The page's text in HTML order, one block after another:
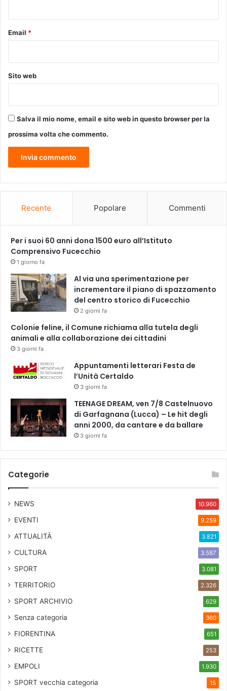
A
O
G
I
X
Z
A
L
Email *
Sito web
Salva il mio nome, email e sito web in questo browser per la
prossima volta che commento.
Recente Popolare Commenti
Per i suoi 60 anni dona 1500 euro all’Istituto
Comprensivo Fucecchio
1 giorno fa
Al via una sperimentazione per
incrementare il piano di spazzamento
del centro storico di Fucecchio
2 giorni fa
Colonie feline, il Comune richiama alla tutela degli
animali e alla collaborazione dei cittadini
3 giorni fa
Appuntamenti letterari Festa de
l’Unità Certaldo
3 giorni fa
TEENAGE DREAM, ven 7/8 Castelnuovo
di Garfagnana (Lucca) – Le hit degli
anni 2000, da cantare e da ballare
3 giorni fa
Categorie
NEWS 10.960
EVENTI 9.259
ATTUALITÀ 3.821
CULTURA 3.587
SPORT 3.081
TERRITORIO 2.326
SPORT ARCHIVIO 629
Senza categoria 360
FIORENTINA 651
RICETTE 253
EMPOLI 1.930
SPORT vecchia categoria 15